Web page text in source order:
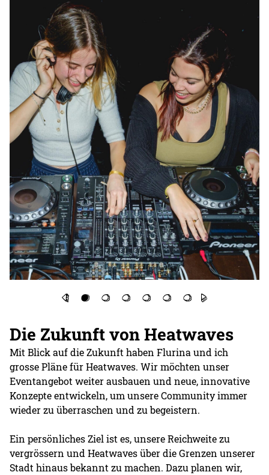
Die Zukunft von Heatwaves
Mit Blick auf die Zukunft haben Flurina und ich
grosse Pläne für Heatwaves. Wir möchten unser
Eventangebot weiter ausbauen und neue, innovative
Konzepte entwickeln, um unsere Community immer
wieder zu überraschen und zu begeistern.
Ein persönliches Ziel ist es, unsere Reichweite zu
vergrössern und Heatwaves über die Grenzen unserer
Stadt hinaus bekannt zu machen. Dazu planen wir,